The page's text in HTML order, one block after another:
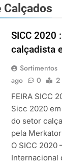
|
Online
| Ensaios
Musas
Calçados
SICC 2020
calçadista
Sortimentos
ago
0 2
FEIRA SICC
Sicc 2020
do setor
pela
O SICC 2020
Internacional